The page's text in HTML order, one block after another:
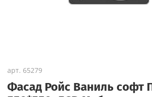
арт. 65279
Фасад Ройс Ваниль софт